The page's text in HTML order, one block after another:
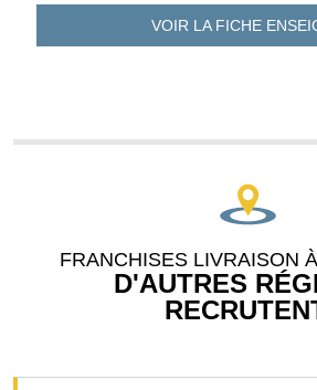
VOIR LA FICHE
FRANCHISES LIVRAISON
D'AUTRES